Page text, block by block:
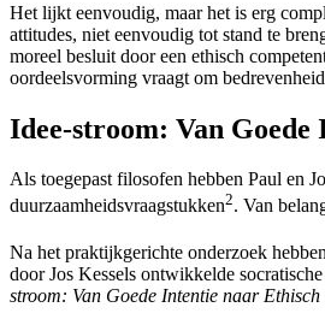
Het lijkt eenvoudig, maar het is erg
attitudes, niet eenvoudig tot stand te
moreel besluit door een ethisch
oordeelsvorming vraagt om
Idee-stroom: Van
Als toegepast filosofen hebben Paul en
duurzaamheidsvraagstukken2. Van
Na het praktijkgerichte onderzoek
door Jos Kessels ontwikkelde
stroom: Van Goede Intentie naar Ethisch